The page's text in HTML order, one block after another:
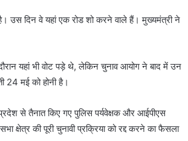
उस दिन वे यहां एक रोड शो करने वाले हैं। मुख्यमंत्री ने
यहां भी वोट पड़े थे, लेकिन चुनाव आयोग ने बाद में उन
24 मई को होनी है।
से तैनात किए गए पुलिस पर्यवेक्षक और आईपीएस
क्षेत्र की पूरी चुनावी प्रक्रिया को रद्द करने का फैसला